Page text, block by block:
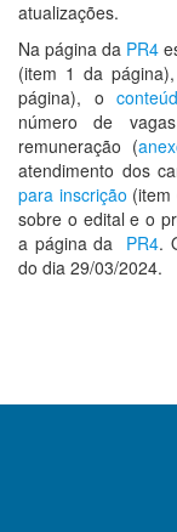
atualizações.
Na página da PR4
(item 1 da
página), o
número de
remuneração (
atendimento dos
para inscrição (item
sobre o edital e o
a página da PR4.
do dia 29/03/2024.